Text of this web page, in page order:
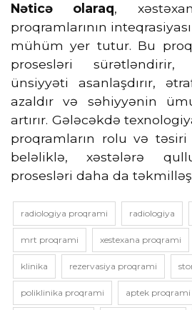
Nəticə olaraq,
proqramlarının
mühüm yer tutur. Bu
prosesləri sürətləndirir,
ünsiyyəti asanlaşdırır,
azaldır və səhiyyənin
artırır. Gələcəkdə
proqramların rolu və
beləliklə, xəstələrə
prosesləri daha da
radiologiya proqrami radiologiya
mrt proqrami xestexana proqrami
klinika rezervasiya proqrami
poliklinika proqrami aptek proqrami